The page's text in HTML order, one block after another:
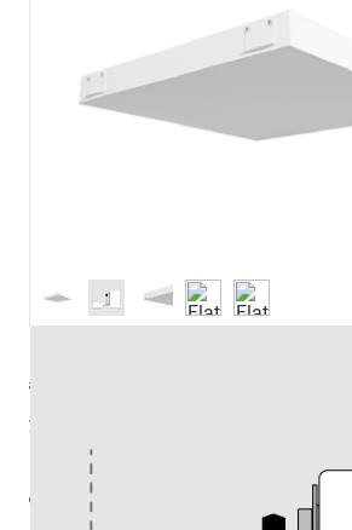
артикул
управление
Pmax (Вт)
Ф (лм)